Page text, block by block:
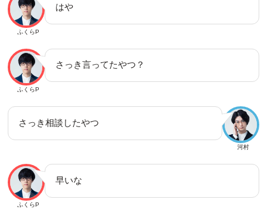
ふくらP
はや
ふくらP
さっき言ってたやつ？
河村
さっき相談したやつ
ふくらP
早いな